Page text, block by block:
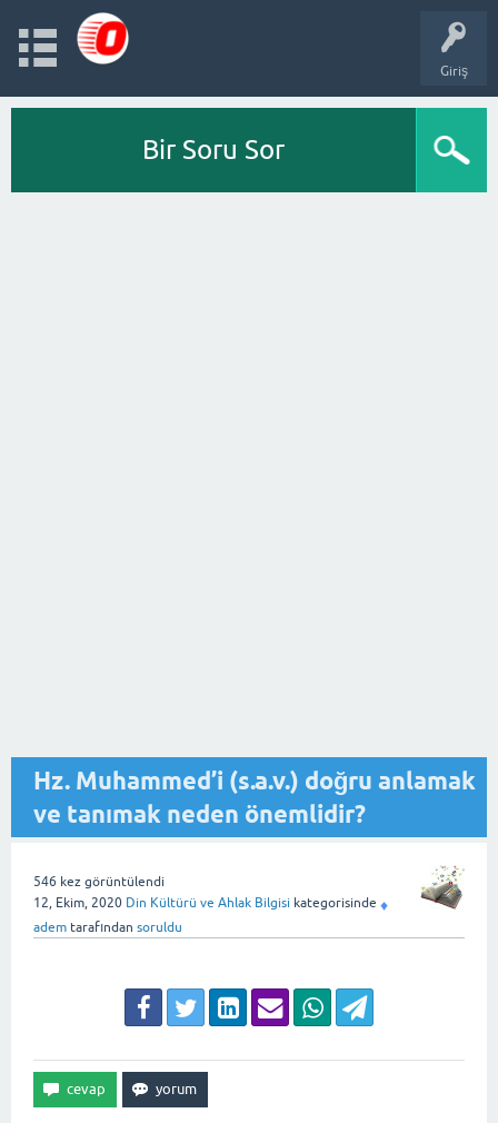
Giriş
Bir Soru Sor
Hz. Muhammed’i (s.a.v.) doğru anlamak
ve tanımak neden önemlidir?
546 kez görüntülendi
12, Ekim, 2020 Din Kültürü ve Ahlak Bilgisi kategorisinde ♦
adem tarafından soruldu